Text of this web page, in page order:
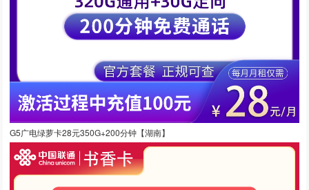
G5广电绿萝卡28元350G+200分钟【湖南】